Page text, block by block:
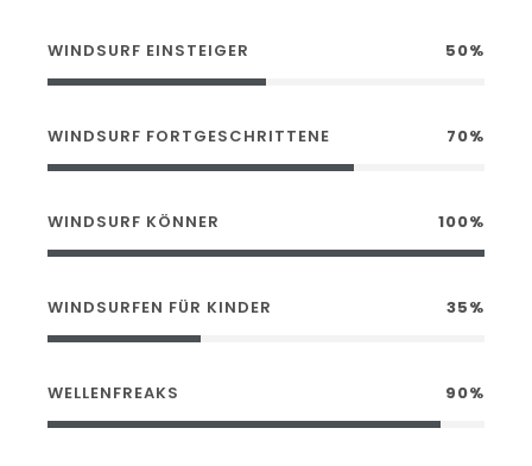
WINDSURF EINSTEIGER 50%
WINDSURF FORTGESCHRITTENE 70%
WINDSURF KÖNNER 100%
WINDSURFEN FÜR KINDER 35%
WELLENFREAKS 90%